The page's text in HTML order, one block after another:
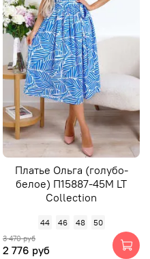
Платье Ольга (голубо-
белое) П15887-45М LT
Collection
44 46 48 50
3 470 руб
2 776 руб